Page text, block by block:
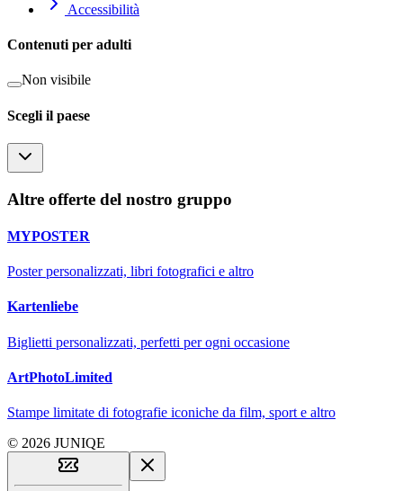
Accessibilità
Contenuti per adulti
Non visibile
Scegli il paese
Altre offerte del nostro gruppo
MYPOSTER
Poster personalizzati, libri fotografici e altro
Kartenliebe
Biglietti personalizzati, perfetti per ogni occasione
ArtPhotoLimited
Stampe limitate di fotografie iconiche da film, sport e altro
© 2026 JUNIQE